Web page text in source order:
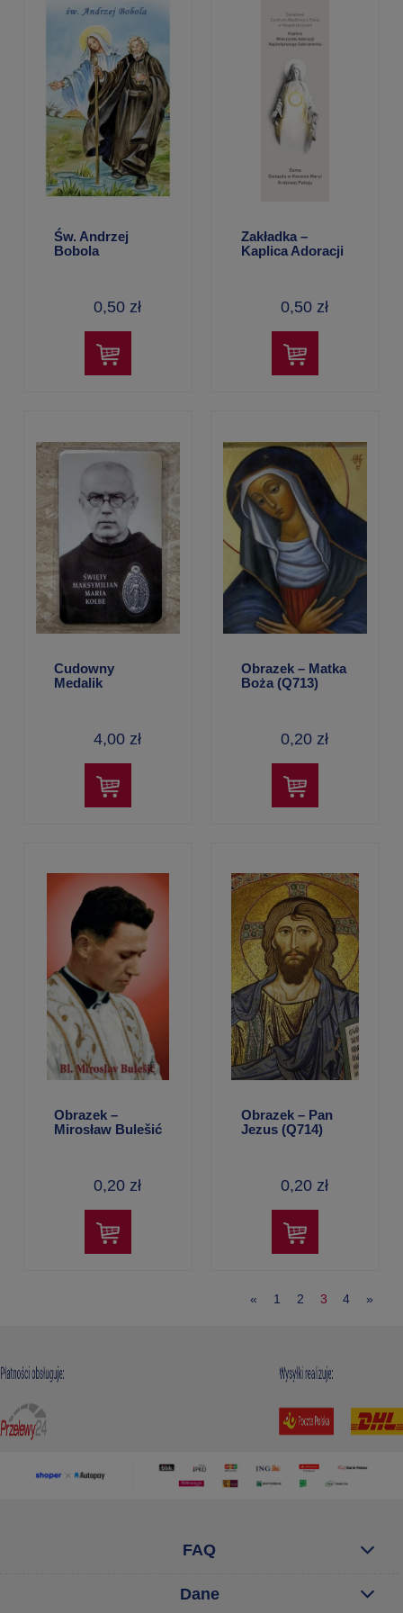
Św. Andrzej
Bobola
0,50 zł
Zakładka –
Kaplica Adoracji
0,50 zł
Cudowny
Medalik
4,00 zł
Obrazek – Matka
Boża (Q713)
0,20 zł
Obrazek –
Mirosław Bulešić
0,20 zł
Obrazek – Pan
Jezus (Q714)
0,20 zł
« 1 2 3 4 »
FAQ
Dane